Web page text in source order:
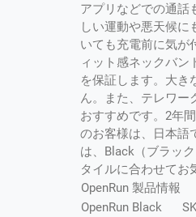
アプリなどでの通話
しい運動や悪天候
いても充電前に気が
ィット感ネックバ
を保証します。大き
ん。また、テレワー
おすすめです。2年
のお客様は、日本語
は、Black（ブラッ
タイルに合わせてお
OpenRun 製品情報
OpenRun Black